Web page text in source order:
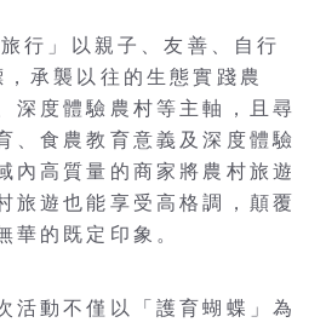
行」以親子、友善、自行
承襲以往的生態實踐農
深度體驗農村等主軸，且尋
、食農教育意義及深度體驗
內高質量的商家將農村旅遊
旅遊也能享受高格調，顛覆
華的既定印象。
活動不僅以「護育蝴蝶」為